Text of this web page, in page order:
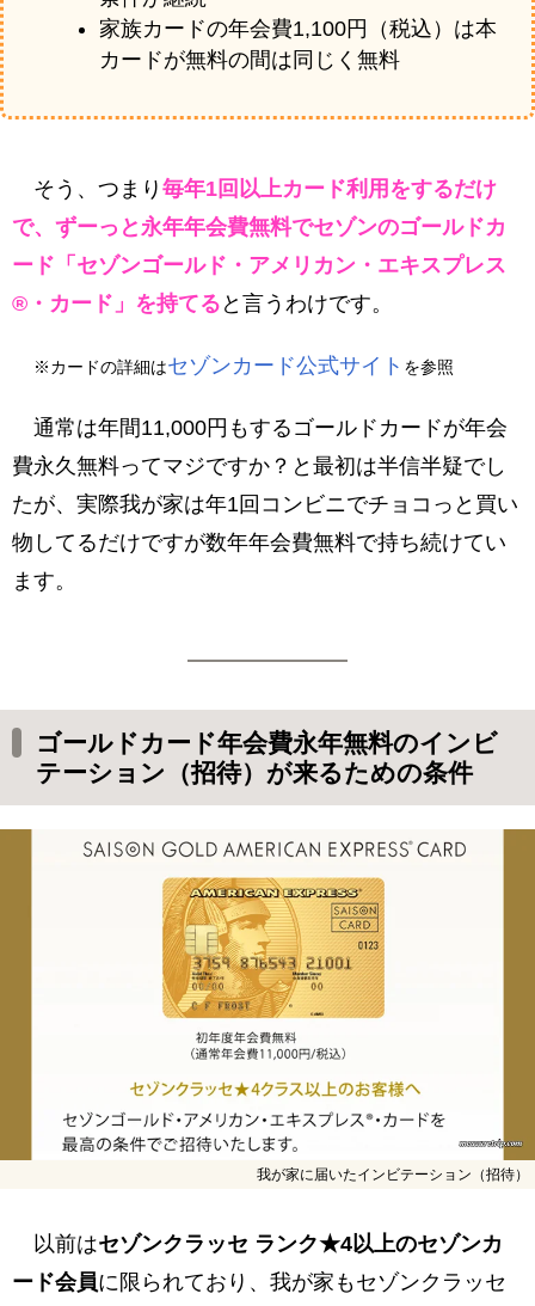
家族カードの年会費1,100円（税込）は本
カードが無料の間は同じく無料
そう、つまり 毎年1回以上カード利用をするだけ
で、ずーっと永年年会費無料でセゾンのゴールドカ
ード「セゾンゴールド・アメリカン・エキスプレス
®・カード」を持てる と言うわけです。
※カードの詳細はセゾンカード公式サイト を参照
通常は年間11,000円もするゴールドカードが年会
費永久無料ってマジですか？と最初は半信半疑でし
たが、実際我が家は年1回コンビニでチョコっと買い
物してるだけですが数年年会費無料で持ち続けてい
ます。
ゴールドカード年会費永年無料のインビ
テーション（招待）が来るための条件
我が家に届いたインビテーション（招待）
以前はセゾンクラッセ ランク★4以上のセゾンカ
ード会員に限られており、我が家もセゾンクラッセ